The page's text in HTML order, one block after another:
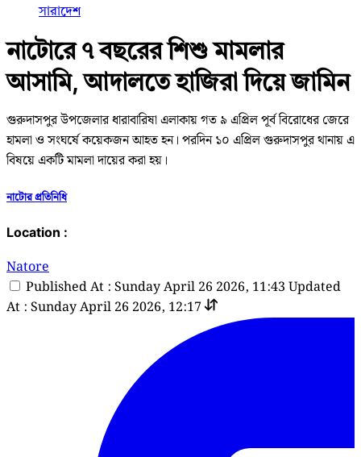
সারাদেশ
নাটোরে ৭ বছরের শিশু মামলার
আসামি, আদালতে হাজিরা দিয়ে জামিন
গুরুদাসপুর উপজেলার ধারাবারিষা এলাকায় গত ৯ এপ্রিল পূর্ব বিরোধের জেরে
হামলা ও সংঘর্ষে কয়েকজন আহত হন। পরদিন ১০ এপ্রিল গুরুদাসপুর থানায় এ
বিষয়ে একটি মামলা দায়ের করা হয়।
নাটোর প্রতিনিধি
Location :
Natore
Published At : Sunday April 26 2026, 11:43 Updated
At : Sunday April 26 2026, 12:17